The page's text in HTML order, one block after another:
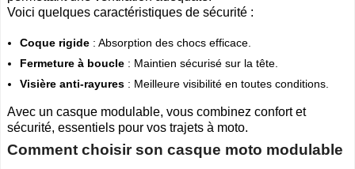
Voici quelques caractéristiques de sécurité :
Coque rigide : Absorption des chocs efficace.
Fermeture à boucle : Maintien sécurisé sur la tête.
Visière anti-rayures : Meilleure visibilité en toutes conditions.
Avec un casque modulable, vous combinez confort et
sécurité, essentiels pour vos trajets à moto.
Comment choisir son casque moto modulable